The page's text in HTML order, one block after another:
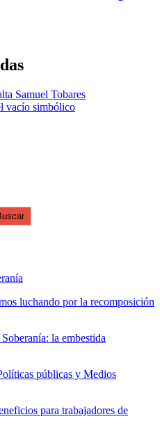
Samuel Tobares
vacío simbólico
luchando por la recomposición
la embestida
públicas y Medios
para trabajadores de